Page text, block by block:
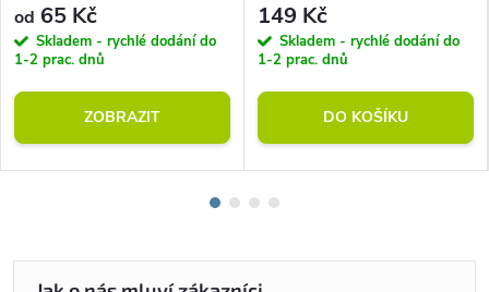
od 65 Kč
Skladem - rychlé dodání do
1-2 prac. dnů
ZOBRAZIT
149 Kč
Skladem - rychlé dodání do
1-2 prac. dnů
DO KOŠÍKU